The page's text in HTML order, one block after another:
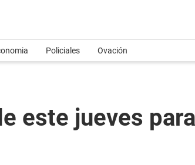
Policiales Ovación
este jueves